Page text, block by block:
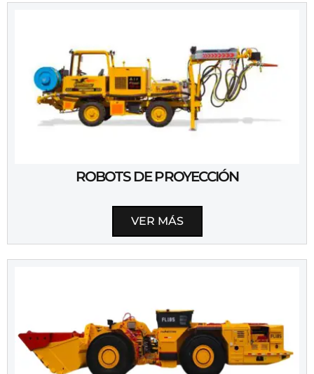
ROBOTS DE PROYECCIÓN
VER MÁS